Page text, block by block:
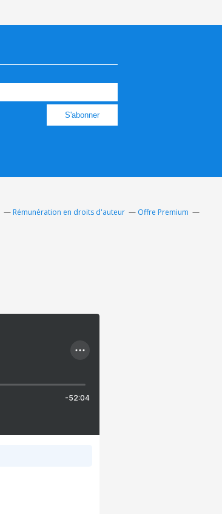
Rémunération en droits d'auteur Offre Premium
-52:04